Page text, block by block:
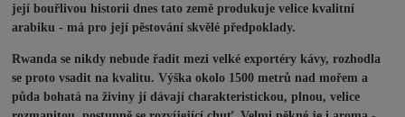
její bouřlivou historii dnes tato země produkuje velice kvalitní
arabiku - má pro její pěstování skvělé předpoklady.
Rwanda se nikdy nebude řadit mezi velké exportéry kávy, rozhodla
se proto vsadit na kvalitu. Výška okolo 1500 metrů nad mořem a
půda bohatá na živiny jí dávají charakteristickou, plnou, velice